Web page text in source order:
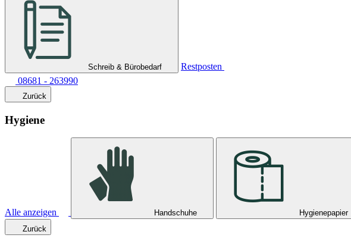
Schreib & Bürobedarf
Restposten
08681 - 263990
Zurück
Hygiene
Alle anzeigen Handschuhe Hygienepapier
Zurück